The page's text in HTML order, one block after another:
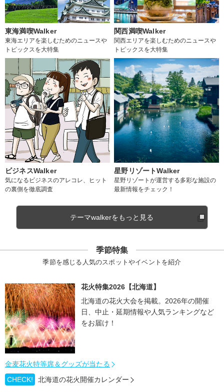
東海満喫Walker
東海エリアを楽しむためのニュースや
トピックスを大特集
関西満喫Walker
関西エリアを楽しむためのニュースや
トピックスを大特集
ビジネスWalker
気になるビジネスのアレコレ、ヒット
の裏側を徹底調査
星野リゾートWalker
星野リゾートが運営する多彩な施設の
最新情報をチェック！
テーマwalkerをもっと見る
季節特集
季節を感じる人気のスポットやイベントを紹介
花火特集2026【北海道】
北海道の花火大会を掲載。2026年の開催
日、中止・延期情報や人気ランキングなど
をお届け！
金麦花火特等席＆グッズが当たる
CHECK!
北海道の花火開催カレンダー